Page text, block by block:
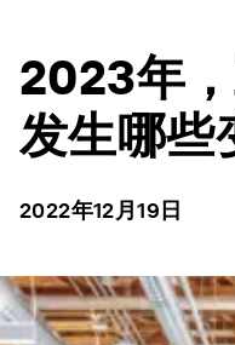
2023年
发生哪些
2022年12月19日